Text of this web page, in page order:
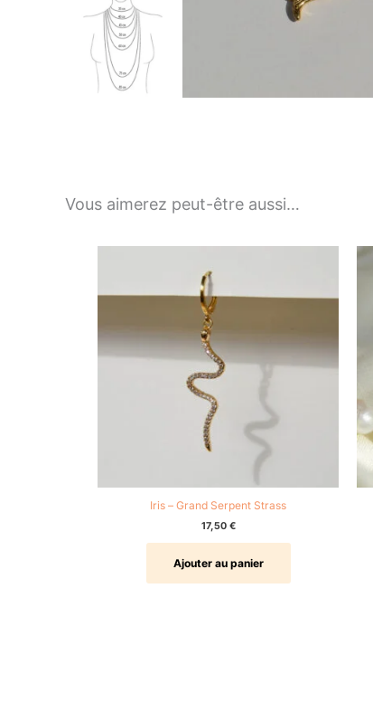
Vous aimerez peut-être aussi…
Iris – Grand Serpent Strass
17,50 €
Ajouter au panier